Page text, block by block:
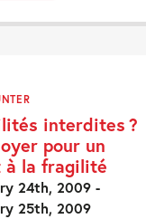
interdites ?
pour un
la fragilité
24th, 2009 -
25th, 2009